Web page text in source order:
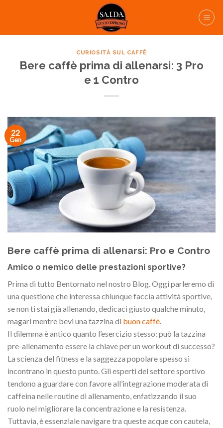
CURIOSITÀ SUL CAFFÈ
Bere caffè prima di allenarsi: 3 Pro
e 1 Contro
22
Gen
Bere caffè prima di allenarsi: Pro e Contro
Amico o nemico delle prestazioni sportive?
Prima di tutto Bentornato nel nostro Blog. Oggi parleremo di
una questione che interessa chiunque faccia attività sportive,
se non ti stai già allenando, dedicaci giusto qualche minuto,
magari mentre bevi una tazzina di buon caffè.
Il dilemma è antico quanto l’esercizio stesso: può la tazzina
pre-allenamento essere la chiave per un workout di successo?
La scienza del fitness e la saggezza popolare spesso si
incontrano in questo punto. Gli esperti del settore sportivo
tendono a guardare con favore all’integrazione moderata di
caffeina nelle routine di allenamento, enfatizzando il suo
ruolo nel migliorare la concentrazione e la resistenza.
Tuttavia, è essenziale navigare tra queste acque con cautela,